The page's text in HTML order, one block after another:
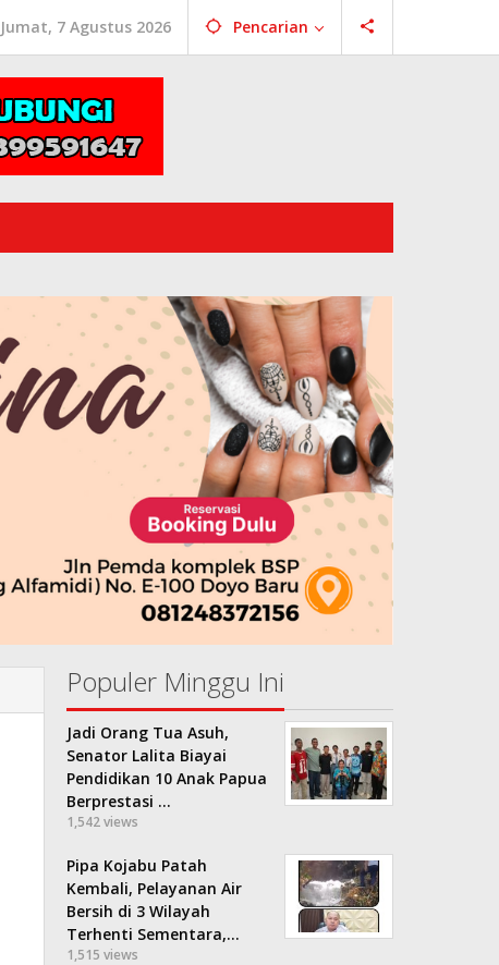
Jumat, 7 Agustus 2026 Pencarian
Populer Minggu Ini
Jadi Orang Tua Asuh,
Senator Lalita Biayai
Pendidikan 10 Anak Papua
Berprestasi …
1,542 views
Pipa Kojabu Patah
Kembali, Pelayanan Air
Bersih di 3 Wilayah
Terhenti Sementara,…
1,515 views